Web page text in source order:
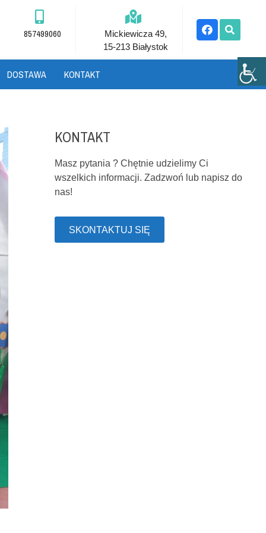
857499060
Mickiewicza 49,
15-213 Białystok
DOSTAWA KONTAKT
KONTAKT
Masz pytania ? Chętnie udzielimy Ci
wszelkich informacji. Zadzwoń lub napisz do
nas!
SKONTAKTUJ SIĘ